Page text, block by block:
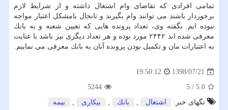
تمامی افرادی كه تقاضای وام اشتغال داشته و از شرایط لازم
برخوردار باشند می توانند وام بگیرند و تابحال بامشكل اعتبار مواجه
نبوده ایم. بگفته وی، تعداد پرونده هایی كه تعیین شعبه و به بانك
معرفی شده اند ۲۴۴۲ مورد بوده و هر تعداد دیگری نیز باشد با عنایت
به اعتبارات مان و تكمیل بودن پرونده آنان به بانك معرفی می نماییم.
1398/07/21
19:50:12
5.0
/
5
5244
تگهای خبر:
اشتغال , بانك , بیكاری , بیمه